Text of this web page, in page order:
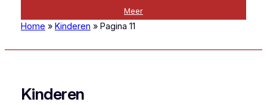
Meer
Home » Kinderen »Pagina 11
Kinderen